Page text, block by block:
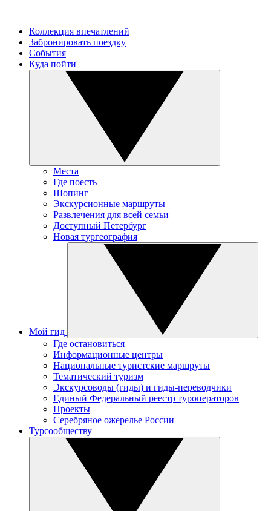
Коллекция впечатлений
Забронировать поездку
События
Куда пойти
Места
Где поесть
Шопинг
Экскурсионные маршруты
Развлечения для всей семьи
Доступный Петербург
Новая тургеография
Мой гид
Где остановиться
Информационные центры
Национальные туристские маршруты
Тематический туризм
Экскурсоводы (гиды) и гиды-переводчики
Единый Федеральный реестр туроператоров
Проекты
Серебряное ожерелье России
Турсообществу